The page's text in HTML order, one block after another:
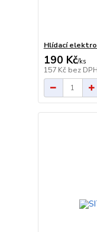
Hlídací
190 Kč/ks
157 Kč bez DPH